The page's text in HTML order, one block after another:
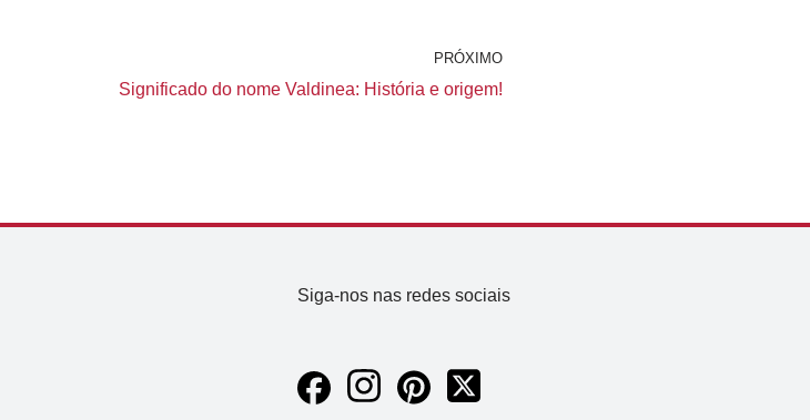
PRÓXIMO
Significado do nome Valdinea: História e origem!
Siga-nos nas redes sociais